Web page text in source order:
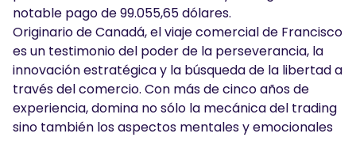
notable pago de 99.055,65 dólares.
Originario de Canadá, el viaje comercial de Francisco
es un testimonio del poder de la perseverancia, la
innovación estratégica y la búsqueda de la libertad a
través del comercio. Con más de cinco años de
experiencia, domina no sólo la mecánica del trading
sino también los aspectos mentales y emocionales